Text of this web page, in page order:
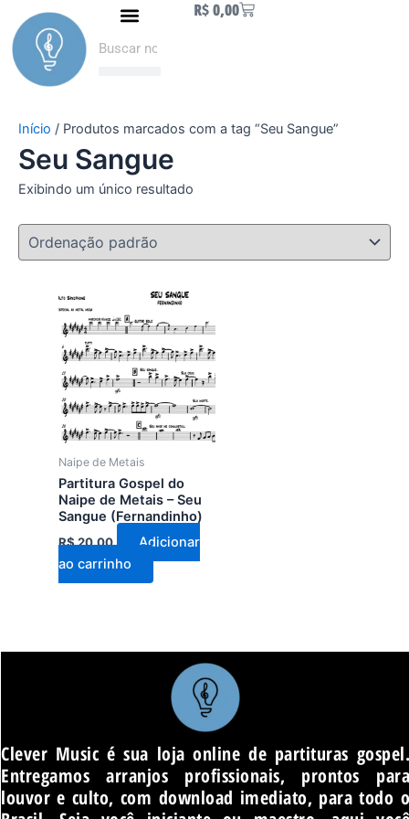
para
conteúdo
Pesquisar
R$0,00Carrinho
Início / Produtos marcados com a tag “Seu Sangue”
Seu Sangue
Exibindo um único resultado
Naipe de Metais
Partitura Gospel do
Naipe de Metais – Seu
Sangue (Fernandinho)
R$20,00
Adicionar
ao carrinho
Clever Music é sua loja online de partituras gospel.
Entregamos arranjos profissionais, prontos para
louvor e culto, com download imediato, para todo o